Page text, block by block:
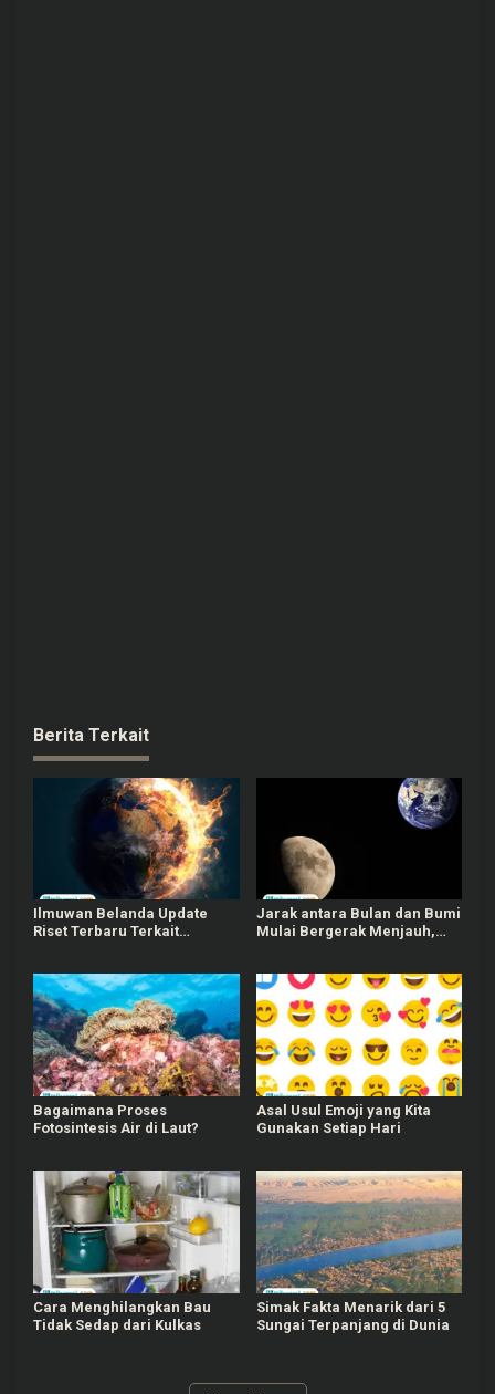
Berita Terkait
Ilmuwan Belanda Update
Riset Terbaru Terkait
Jarak antara Bulan dan Bumi
Mulai Bergerak Menjauh,
Bagaimana Proses
Fotosintesis Air di Laut?
Asal Usul Emoji yang Kita
Gunakan Setiap Hari
Cara Menghilangkan Bau
Tidak Sedap dari Kulkas
Simak Fakta Menarik dari 5
Sungai Terpanjang di Dunia